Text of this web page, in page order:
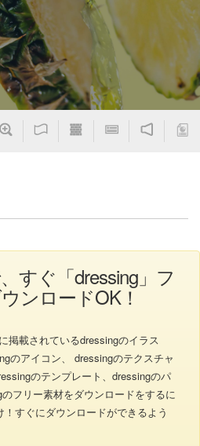
すぐ「dressing」フ
ンロードOK！
掲載されているdressingのイラス
のアイコン、 dressingのテクスチャ
のテンプレート、dressingのパ
フリー素材をダウンロードをするに
すぐにダウンロードができるよう